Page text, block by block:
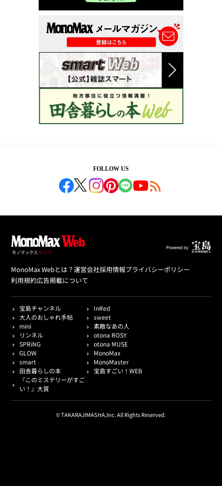
FOLLOW US
MonoMax Webとは？運営会社採用情報プライバシーポリシー
利用規約広告掲載について
宝島チャンネル
InRed
大人のおしゃれ手帖
sweet
mini
素敵なあの人
リンネル
otona ROSY
SPRiNG
otona MUSE
GLOW
MonoMax
smart
MonoMaster
田舎暮らしの本
宝島すごい！WEB
『このミステリーがすご
い！』大賞
© TAKARAJIMASHA,Inc. All Rights Reserved.